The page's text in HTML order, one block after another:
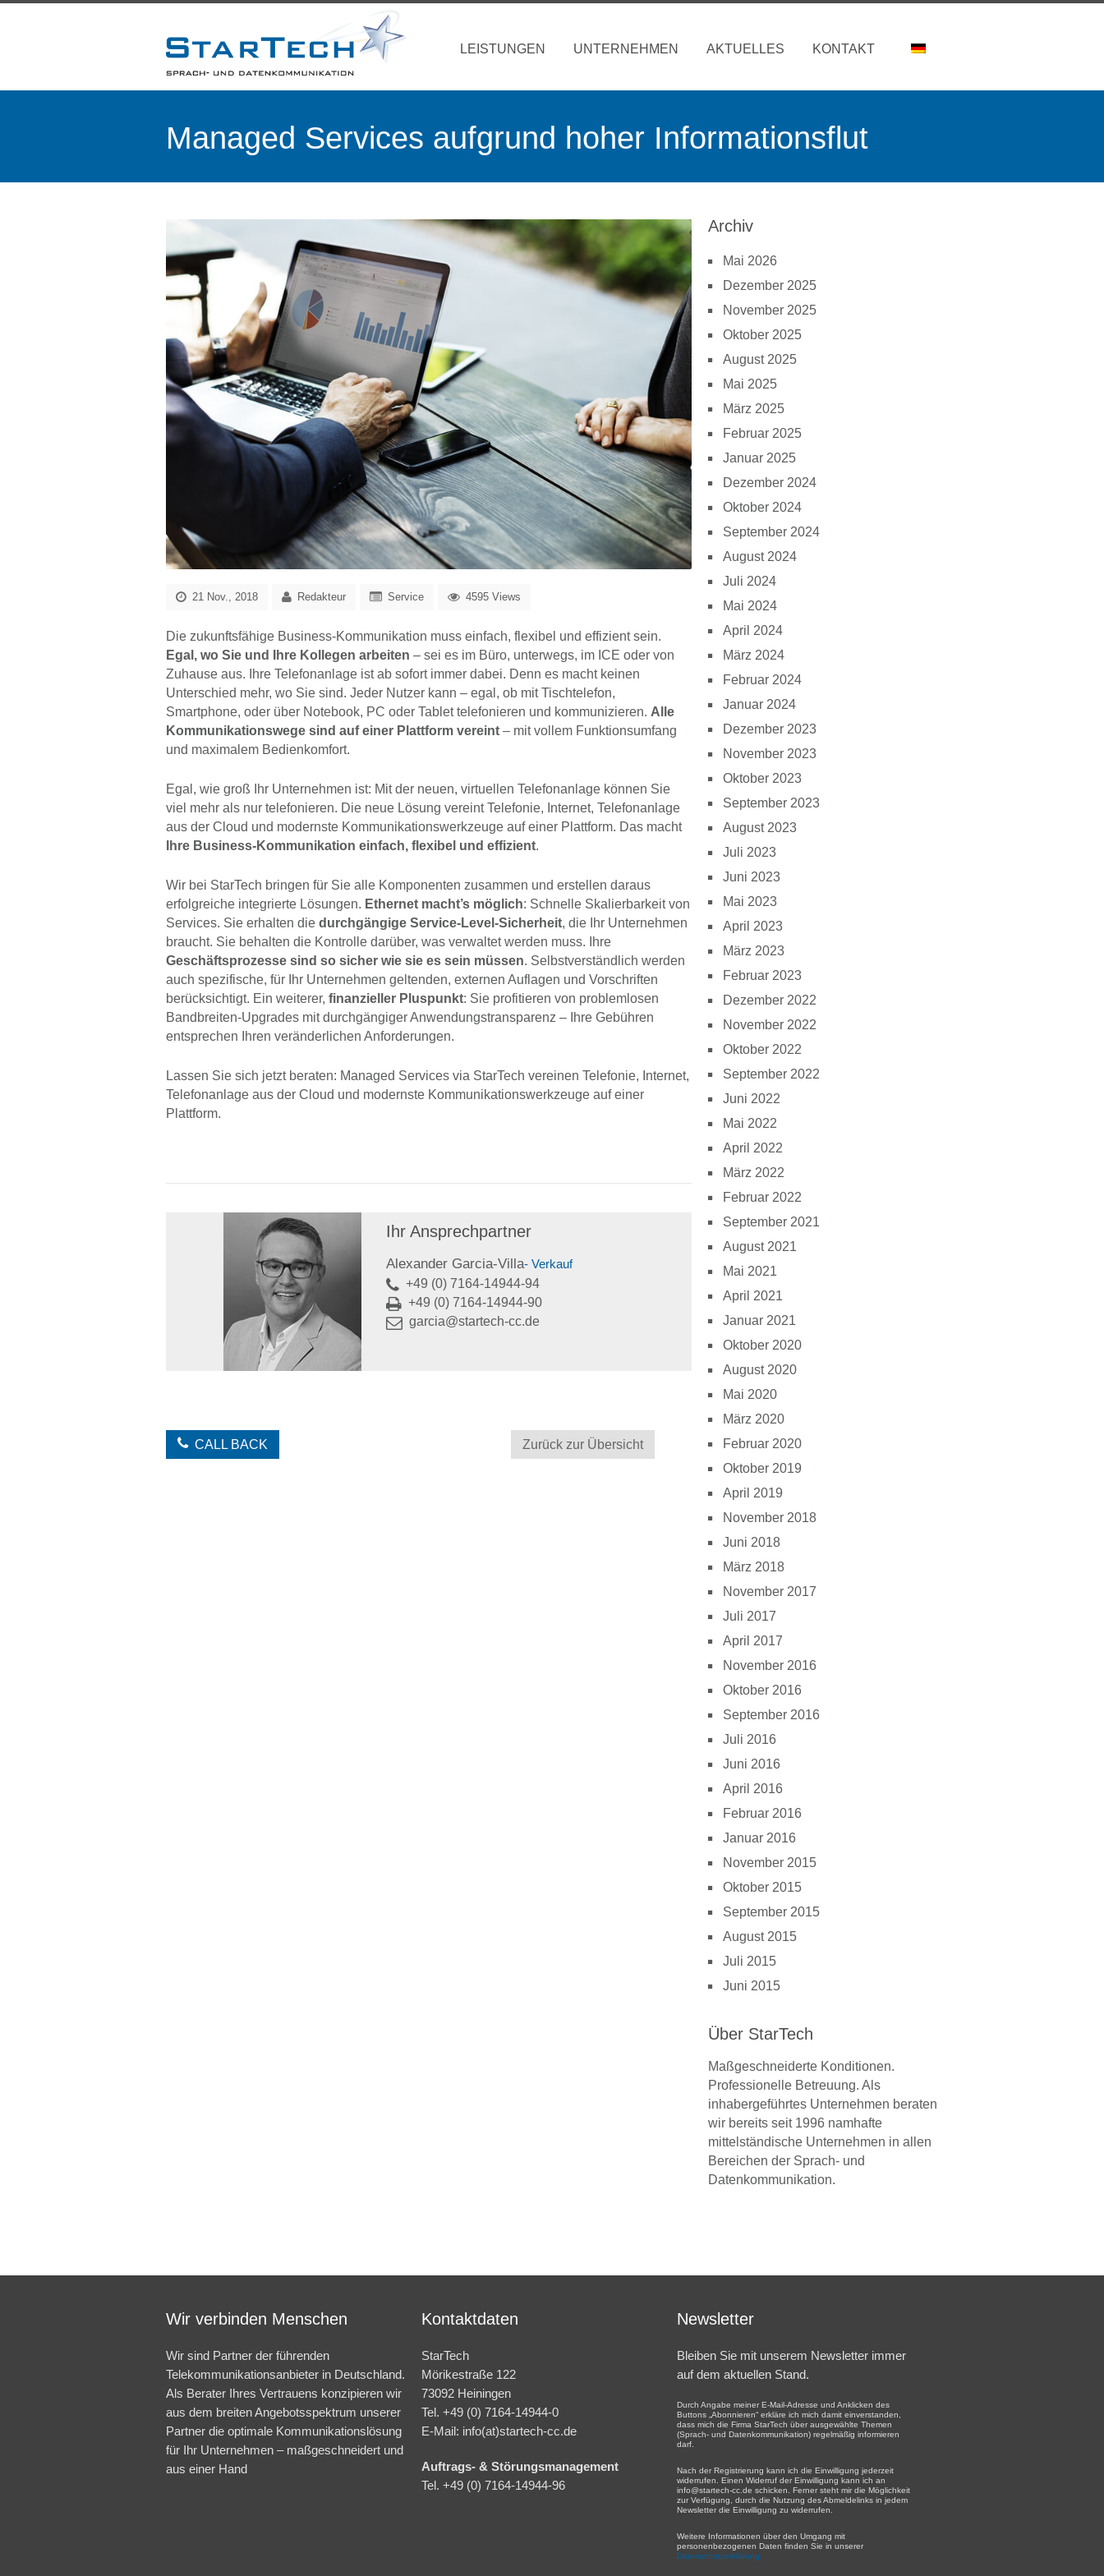
LEISTUNGEN UNTERNEHMEN AKTUELLES KONTAKT
Managed Services aufgrund hoher Informationsflut
21 Nov., 2018 Redakteur Service 4595 Views
Die zukunftsfähige Business-Kommunikation muss einfach, flexibel und effizient sein.
Egal, wo Sie und Ihre Kollegen arbeiten – sei es im Büro, unterwegs, im ICE oder von
Zuhause aus. Ihre Telefonanlage ist ab sofort immer dabei. Denn es macht keinen
Unterschied mehr, wo Sie sind. Jeder Nutzer kann – egal, ob mit Tischtelefon,
Smartphone, oder über Notebook, PC oder Tablet telefonieren und kommunizieren. Alle
Kommunikationswege sind auf einer Plattform vereint – mit vollem Funktionsumfang
und maximalem Bedienkomfort.
Egal, wie groß Ihr Unternehmen ist: Mit der neuen, virtuellen Telefonanlage können Sie
viel mehr als nur telefonieren. Die neue Lösung vereint Telefonie, Internet, Telefonanlage
aus der Cloud und modernste Kommunikationswerkzeuge auf einer Plattform. Das macht
Ihre Business-Kommunikation einfach, flexibel und effizient.
Wir bei StarTech bringen für Sie alle Komponenten zusammen und erstellen daraus
erfolgreiche integrierte Lösungen. Ethernet macht’s möglich: Schnelle Skalierbarkeit von
Services. Sie erhalten die durchgängige Service-Level-Sicherheit, die Ihr Unternehmen
braucht. Sie behalten die Kontrolle darüber, was verwaltet werden muss. Ihre
Geschäftsprozesse sind so sicher wie sie es sein müssen. Selbstverständlich werden
auch spezifische, für Ihr Unternehmen geltenden, externen Auflagen und Vorschriften
berücksichtigt. Ein weiterer, finanzieller Pluspunkt: Sie profitieren von problemlosen
Bandbreiten-Upgrades mit durchgängiger Anwendungstransparenz – Ihre Gebühren
entsprechen Ihren veränderlichen Anforderungen.
Lassen Sie sich jetzt beraten: Managed Services via StarTech vereinen Telefonie, Internet,
Telefonanlage aus der Cloud und modernste Kommunikationswerkzeuge auf einer
Plattform.
Ihr Ansprechpartner
Alexander Garcia-Villa- Verkauf
+49 (0) 7164-14944-94
+49 (0) 7164-14944-90
garcia@startech-cc.de
CALL BACK Zurück zur Übersicht
Archiv
Mai 2026
Dezember 2025
November 2025
Oktober 2025
August 2025
Mai 2025
März 2025
Februar 2025
Januar 2025
Dezember 2024
Oktober 2024
September 2024
August 2024
Juli 2024
Mai 2024
April 2024
März 2024
Februar 2024
Januar 2024
Dezember 2023
November 2023
Oktober 2023
September 2023
August 2023
Juli 2023
Juni 2023
Mai 2023
April 2023
März 2023
Februar 2023
Dezember 2022
November 2022
Oktober 2022
September 2022
Juni 2022
Mai 2022
April 2022
März 2022
Februar 2022
September 2021
August 2021
Mai 2021
April 2021
Januar 2021
Oktober 2020
August 2020
Mai 2020
März 2020
Februar 2020
Oktober 2019
April 2019
November 2018
Juni 2018
März 2018
November 2017
Juli 2017
April 2017
November 2016
Oktober 2016
September 2016
Juli 2016
Juni 2016
April 2016
Februar 2016
Januar 2016
November 2015
Oktober 2015
September 2015
August 2015
Juli 2015
Juni 2015
Über StarTech
Maßgeschneiderte Konditionen.
Professionelle Betreuung. Als
inhabergeführtes Unternehmen beraten
wir bereits seit 1996 namhafte
mittelständische Unternehmen in allen
Bereichen der Sprach- und
Datenkommunikation.
Wir verbinden Menschen
Wir sind Partner der führenden
Telekommunikationsanbieter in Deutschland.
Als Berater Ihres Vertrauens konzipieren wir
aus dem breiten Angebotsspektrum unserer
Partner die optimale Kommunikationslösung
für Ihr Unternehmen – maßgeschneidert und
aus einer Hand
Kontaktdaten
StarTech
Mörikestraße 122
73092 Heiningen
Tel. +49 (0) 7164-14944-0
E-Mail: info(at)startech-cc.de
Auftrags- & Störungsmanagement
Tel. +49 (0) 7164-14944-96
Newsletter
Bleiben Sie mit unserem Newsletter immer
auf dem aktuellen Stand.
Durch Angabe meiner E-Mail-Adresse und Anklicken des
Buttons „Abonnieren“ erkläre ich mich damit einverstanden,
dass mich die Firma StarTech über ausgewählte Themen
(Sprach- und Datenkommunikation) regelmäßig informieren
darf.
Nach der Registrierung kann ich die Einwilligung jederzeit
widerrufen. Einen Widerruf der Einwilligung kann ich an
info@startech-cc.de schicken. Ferner steht mir die Möglichkeit
zur Verfügung, durch die Nutzung des Abmeldelinks in jedem
Newsletter die Einwilligung zu widerrufen.
Weitere Informationen über den Umgang mit
personenbezogenen Daten finden Sie in unserer
Datenschutzerklärung.